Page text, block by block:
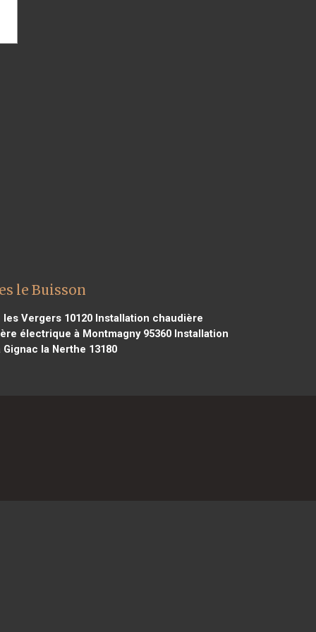
le Buisson
Vergers 10120Installation chaudière
électrique à Montmagny 95360 Installation
la Nerthe 13180